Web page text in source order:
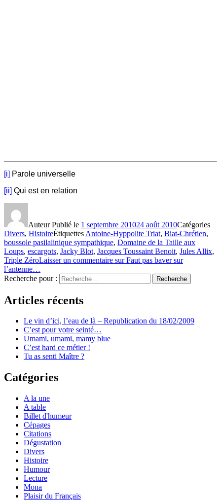
[i] Parole universelle
[ii] Qui est en relation
AuteurPublié le 1 septembre 201024 août 2010Catégories
Divers, HistoireÉtiquettes Antoine-Hyppolite Triat, Biat-Chrétien,
boussole pasilalinique sympathique, Domaine de la Taille aux
Loups, escargots, Jacky Blot, Jacques Toussaint Benoit, Jules Allix,
Triple ZéroLaisser un commentaire sur Faut pas baver sur
l’antenne…
Recherche pour :
Recherche
Articles récents
Le vin d’ici, l’eau de là – Republication du 18/02/2009
C’est pour votre seinté…
Umami, umami, mamy blue
C’est hard ce métier !
Tu as senti Maître ?
Catégories
A la une
A table
Billet d'humeur
Cépages
Citations
Dégustation
Divers
Histoire
Humour
Lecture
Mona
Plaisir du Français